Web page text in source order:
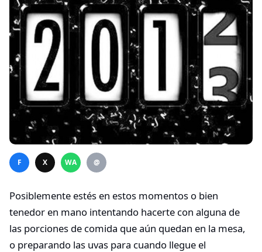
F X WA @
Posiblemente estés en estos momentos o bien
tenedor en mano intentando hacerte con alguna de
las porciones de comida que aún quedan en la mesa,
o preparando las uvas para cuando llegue el